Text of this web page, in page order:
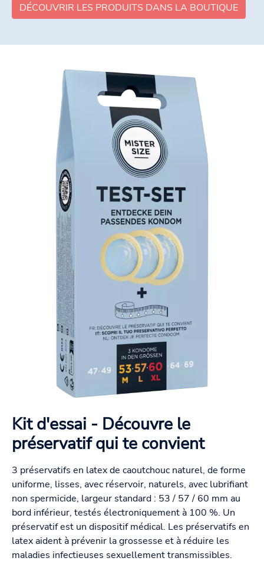
DÉCOUVRIR LES PRODUITS DANS LA BOUTIQUE
Kit d'essai - Découvre le
préservatif qui te convient
3 préservatifs en latex de caoutchouc naturel, de forme
uniforme, lisses, avec réservoir, naturels, avec lubrifiant
non spermicide, largeur standard : 53 / 57 / 60 mm au
bord inférieur, testés électroniquement à 100 %. Un
préservatif est un dispositif médical. Les préservatifs en
latex aident à prévenir la grossesse et à réduire les
maladies infectieuses sexuellement transmissibles.